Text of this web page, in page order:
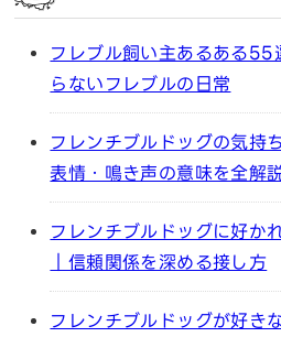
フレブル飼い主あるある55
らないフレブルの日常
フレンチブルドッグの気持
表情・鳴き声の意味を全解
フレンチブルドッグに好か
｜信頼関係を深める接し方
フレンチブルドッグが好き